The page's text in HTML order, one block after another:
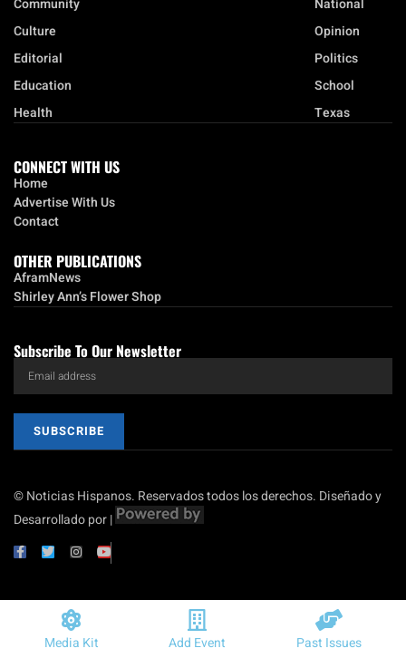
Community
Culture
Editorial
Education
Health
National
Opinion
Politics
School
Texas
CONNECT WITH US
Home
Advertise With Us
Contact
OTHER PUBLICATIONS
AframNews
Shirley Ann’s Flower Shop
Subscribe To Our Newsletter
SUBSCRIBE
© Noticias Hispanos. Reservados todos los derechos. Diseñado y
Desarrollado por |
Media Kit Add Event Past Issues